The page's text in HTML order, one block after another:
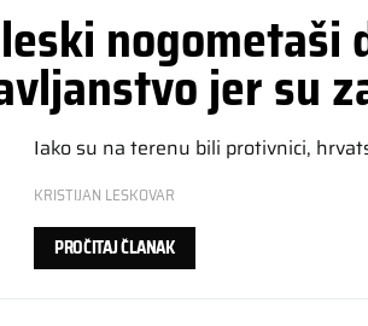
nogometaši
jer su
Iako su na terenu bili protivnici,
KRISTIJAN LESKOVAR
PROČITAJ ČLANAK